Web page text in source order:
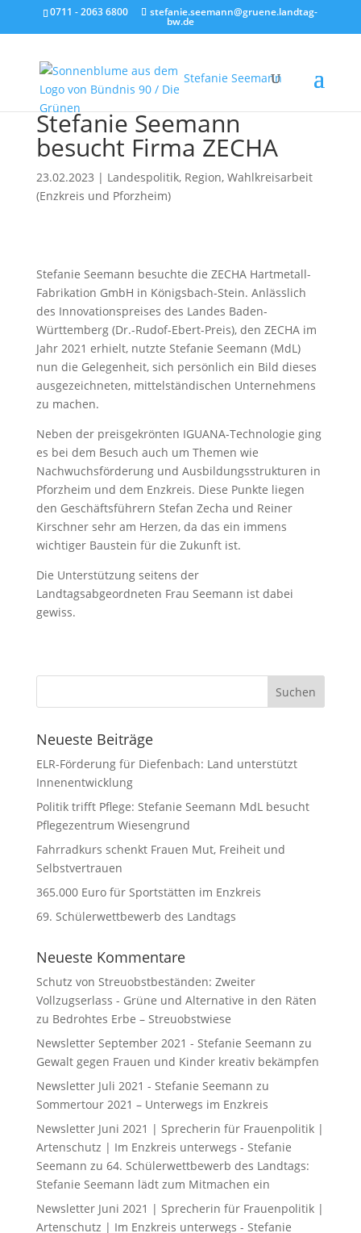
0711 - 2063 6800 stefanie.seemann@gruene.landtag-
bw.de
Stefanie Seemann
Stefanie Seemann
besucht Firma ZECHA
23.02.2023 | Landespolitik, Region, Wahlkreisarbeit
(Enzkreis und Pforzheim)
Stefanie Seemann besuchte die ZECHA Hartmetall-
Fabrikation GmbH in Königsbach-Stein. Anlässlich
des Innovationspreises des Landes Baden-
Württemberg (Dr.-Rudof-Ebert-Preis), den ZECHA im
Jahr 2021 erhielt, nutzte Stefanie Seemann (MdL)
nun die Gelegenheit, sich persönlich ein Bild dieses
ausgezeichneten, mittelständischen Unternehmens
zu machen.
Neben der preisgekrönten IGUANA-Technologie ging
es bei dem Besuch auch um Themen wie
Nachwuchsförderung und Ausbildungsstrukturen in
Pforzheim und dem Enzkreis. Diese Punkte liegen
den Geschäftsführern Stefan Zecha und Reiner
Kirschner sehr am Herzen, da das ein immens
wichtiger Baustein für die Zukunft ist.
Die Unterstützung seitens der
Landtagsabgeordneten Frau Seemann ist dabei
gewiss.
Neueste Beiträge
ELR-Förderung für Diefenbach: Land unterstützt
Innenentwicklung
Politik trifft Pflege: Stefanie Seemann MdL besucht
Pflegezentrum Wiesengrund
Fahrradkurs schenkt Frauen Mut, Freiheit und
Selbstvertrauen
365.000 Euro für Sportstätten im Enzkreis
69. Schülerwettbewerb des Landtags
Neueste Kommentare
Schutz von Streuobstbeständen: Zweiter
Vollzugserlass - Grüne und Alternative in den Räten
zu Bedrohtes Erbe – Streuobstwiese
Newsletter September 2021 - Stefanie Seemann zu
Gewalt gegen Frauen und Kinder kreativ bekämpfen
Newsletter Juli 2021 - Stefanie Seemann zu
Sommertour 2021 – Unterwegs im Enzkreis
Newsletter Juni 2021 | Sprecherin für Frauenpolitik |
Artenschutz | Im Enzkreis unterwegs - Stefanie
Seemann zu 64. Schülerwettbewerb des Landtags:
Stefanie Seemann lädt zum Mitmachen ein
Newsletter Juni 2021 | Sprecherin für Frauenpolitik |
Artenschutz | Im Enzkreis unterwegs - Stefanie